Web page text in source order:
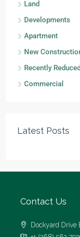
Land
Developments
Apartment
New
Recently Reduced
Commercial
Latest Posts
Contact Us
Dockyard Drive